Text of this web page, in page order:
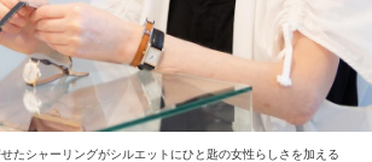
たシャーリングがシルエットにひと匙の女性らしさを加える